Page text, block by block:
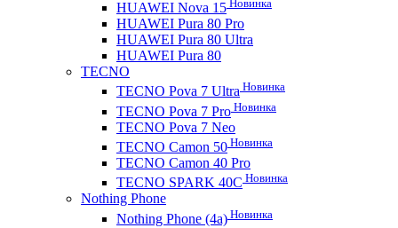
HUAWEI Nova 15 Новинка
HUAWEI Pura 80 Pro
HUAWEI Pura 80 Ultra
HUAWEI Pura 80
TECNO
TECNO Pova 7 Ultra Новинка
TECNO Pova 7 Pro Новинка
TECNO Pova 7 Neo
TECNO Camon 50 Новинка
TECNO Camon 40 Pro
TECNO SPARK 40C Новинка
Nothing Phone
Nothing Phone (4a) Новинка